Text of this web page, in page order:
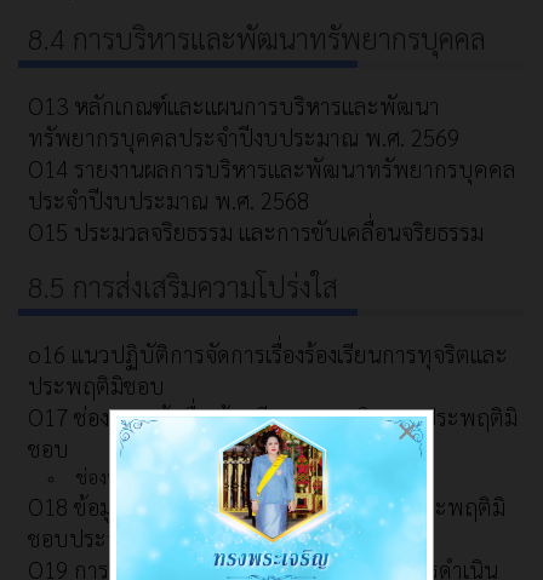
8.4 การบริหารและพัฒนาทรัพยากรบุคคล
O13 หลักเกณฑ์และแผนการบริหารและพัฒนา
ทรัพยากรบุคคลประจำปีงบประมาณ พ.ศ. 2569
O14 รายงานผลการบริหารและพัฒนาทรัพยากรบุคคล
ประจำปีงบประมาณ พ.ศ. 2568
O15 ประมวลจริยธรรม และการขับเคลื่อนจริยธรรม
8.5 การส่งเสริมความโปร่งใส
o16 แนวปฏิบัติการจัดการเรื่องร้องเรียนการทุจริตและ
ประพฤติมิชอบ
O17 ช่องทางแจ้งเรื่องร้องเรียนการทุจริตและประพฤติมิ
ชอบ
ช่องทางการรับฟังความคิดเห็น
O18 ข้อมูลสถิติเรื่องร้องเรียนการทุจริตและประพฤติมิ
ชอบประจำปีงบประมาณ พ.ศ. 2568
O19 การเปิดโอกาสให้เกิดการมีส่วนร่วมในการดำเนิน
×